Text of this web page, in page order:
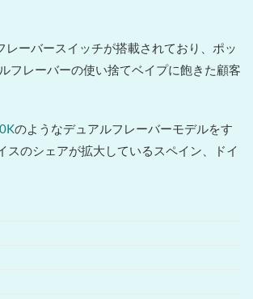
ーバースイッチが搭載されており、ポッ
フレーバーの使い捨てベイプに飽きた顧客
のようなデュアルフレーバーモデルをす
のシェアが拡大しているスペイン、ドイ